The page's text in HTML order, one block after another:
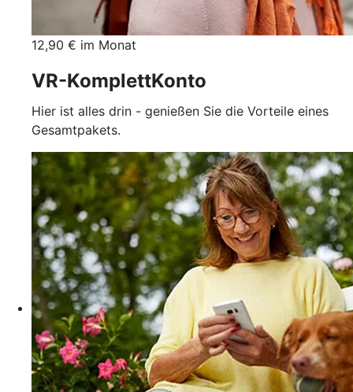
12,90 € im Monat
VR-KomplettKonto
Hier ist alles drin - genießen Sie die Vorteile eines
Gesamtpakets.